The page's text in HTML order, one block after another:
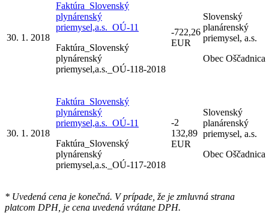
30. 1. 2018
Faktúra_Slovenský
plynárenský
priemysel,a.s._OÚ-11
Faktúra_Slovenský
plynárenský
priemysel,a.s._OÚ-118-2018
-722,26
EUR
Slovenský
planárenský
priemysel, a.s.
Obec Oščadnica
30. 1. 2018
Faktúra_Slovenský
plynárenský
priemysel,a.s._OÚ-11
Faktúra_Slovenský
plynárenský
priemysel,a.s._OÚ-117-2018
-2
132,89
EUR
Slovenský
planárenský
priemysel, a.s.
Obec Oščadnica
* Uvedená cena je konečná. V prípade, že je zmluvná strana
platcom DPH, je cena uvedená vrátane DPH.